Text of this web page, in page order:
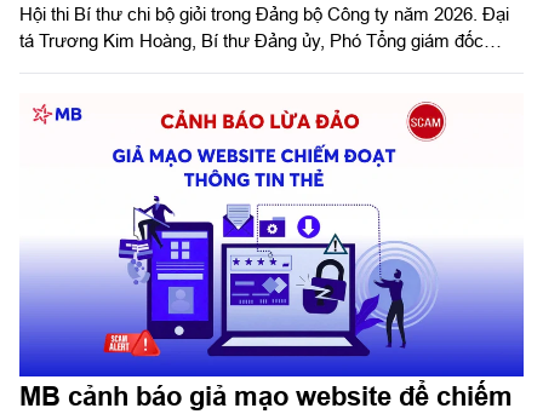
Hội thi Bí thư chi bộ giỏi trong Đảng bộ Công ty năm 2026. Đại
tá Trương Kim Hoàng, Bí thư Đảng ủy, Phó Tổng giám đốc
MB cảnh báo giả mạo website để chiếm